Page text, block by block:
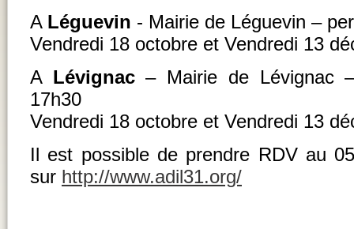
A Léguevin - Mairie de Léguevin –
Vendredi 18 octobre et Vendredi 13
A Lévignac– Mairie de Lévignac
17h30
Vendredi 18 octobre et Vendredi 13
Il est possible de prendre RDV au
sur http://www.adil31.org/